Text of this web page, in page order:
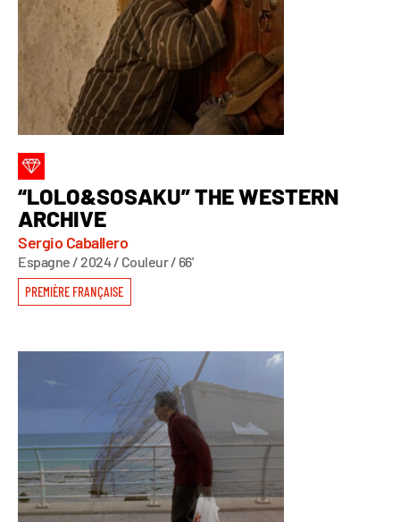
“LOLO&SOSAKU” THE WESTERN
ARCHIVE
Sergio Caballero
Espagne / 2024 / Couleur / 66'
PREMIÈRE FRANÇAISE